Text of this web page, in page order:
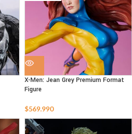
X-Men: Jean Grey Premium Format
Figure
$569.990